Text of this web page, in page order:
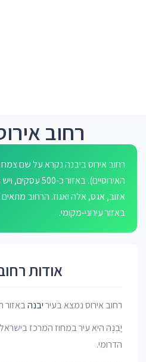
רחוב
רחוב אירוס ביבנה נקרא על שם
האירוסיים). באזור
אזוב, אגס, אלה ואגוז. הרחוב
באזור עירוני-מקומי.
אודות
רחוב אירוס נמצא בעיריבנהבאזור
יַבְנֶה היא עיר במחוז המרכז
הדרומי.